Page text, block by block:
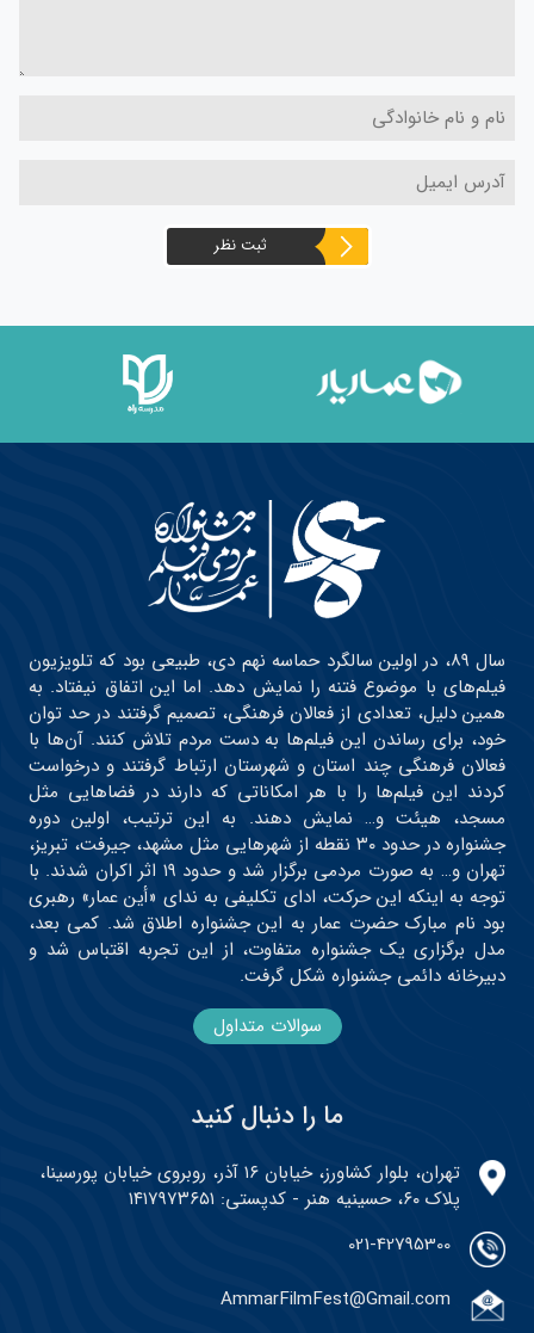
ثبت نظر
سال ۸۹، در اولین سالگرد حماسه نهم دی، طبیعی بود که تلویزیون
فیلم‌های با موضوع فتنه را نمایش دهد. اما این اتفاق نیفتاد. به
همین دلیل، تعدادی از فعالان فرهنگی، تصمیم گرفتند در حد توان
خود، برای رساندن این فیلم‌ها به دست مردم تلاش کنند. آن‌ها با
فعالان فرهنگی چند استان و شهرستان ارتباط گرفتند و درخواست
کردند این فیلم‌ها را با هر امکاناتی که دارند در فضاهایی مثل
مسجد، هیئت و… نمایش دهند. به این ترتیب، اولین دوره
جشنواره در حدود ۳۰ نقطه از شهرهایی مثل مشهد، جیرفت، تبریز،
تهران و… به صورت مردمی برگزار شد و حدود ۱۹ اثر اکران شدند. با
توجه به اینکه این حرکت، ادای تکلیفی به ندای «أین عمار» رهبری
بود نام مبارک حضرت عمار به این جشنواره اطلاق شد. کمی بعد،
مدل برگزاری یک جشنواره متفاوت، از این تجربه اقتباس شد و
دبیرخانه دائمی جشنواره شکل گرفت.
سوالات متداول
ما را دنبال کنید
تهران، بلوار کشاورز، خیابان ۱۶ آذر، روبروی خیابان پورسینا،
پلاک ۶۰، حسینیه هنر - کدپستی: ۱۴۱۷۹۷۳۶۵۱
021-42795300
AmmarFilmFest@Gmail.com